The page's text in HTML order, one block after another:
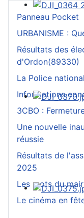
Panneau Pocket
URBANISME :
Résultats des
d'Ordon(89330)
La Police
Informations
3CBO :
Une nouvelle
réussie
Résultats de
2025
Les mots du
Le cinéma en